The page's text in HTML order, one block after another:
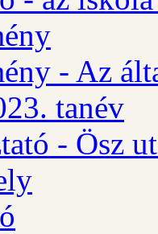
- Az
tanév
- Ösz